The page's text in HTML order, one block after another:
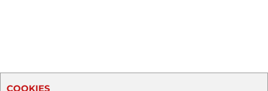
COOKIES